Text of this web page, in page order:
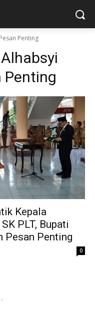
Penting
Penting
Kepala
PLT, Bupati
Pesan Penting
0
-